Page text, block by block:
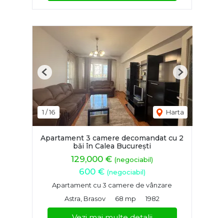
1 /16 Harta
Previous Next
Apartament 3 camere decomandat cu 2
băi în Calea București
129,000 € (negociabil)
600 € (negociabil)
Apartament cu 3 camere de vânzare
Astra, Brasov
68 mp 1982